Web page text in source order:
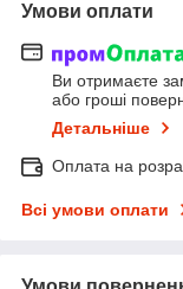
Умови оплати
Ви отримаєте
або гроші
Детальніше
Оплата на
Всі умови оплати